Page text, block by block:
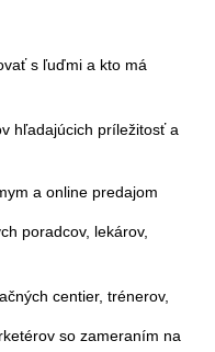
s ľuďmi a kto má
hľadajúcich príležitosť a
a online predajom
poradcov, lekárov,
centier, trénerov,
so zameraním na